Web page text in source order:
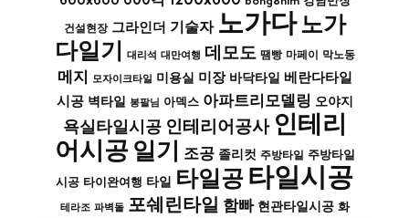
건설현장 그라인더 기술자 노가다노가
다일기 대리석 대만여행 데모도 땜빵 마페이 막노동
메지 모자이크타일 미용실 미장 바닥타일 베란다타일
시공 벽타일 봉팔님 아덱스 아파트리모델링 오야지
욕실타일시공 인테리어공사 인테리
어시공 일기 조공 졸리컷 주방타일 주방타일
시공 타이완여행 타일 타일공타일시공
테라조 파벽돌 포쉐린타일 함빠 현관타일시공 화